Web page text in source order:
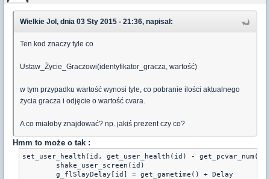
Wielkie Jol, dnia 03 Sty 2015 - 21:36, napisał:
Ten kod znaczy tyle co
Ustaw_Życie_Graczowi(identyfikator_gracza, wartość)
w tym przypadku wartość wynosi tyle, co pobranie ilości aktualnego
życia gracza i odjęcie o wartość cvara.
A co miałoby znajdować? np. jakiś prezent czy co?
Hmm to może o tak :
set_user_health(id, get_user_health(id) -
shake_user_screen(id)
g_flSlayDelay[id] = get_gametime() + Delay